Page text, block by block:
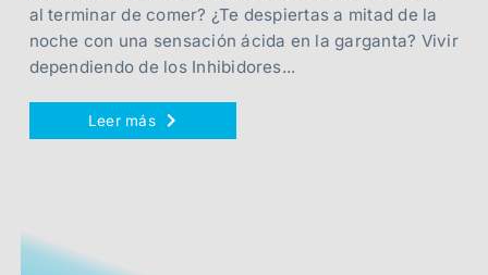
al terminar de comer? ¿Te despiertas a mitad de la
noche con una sensación ácida en la garganta? Vivir
dependiendo de los Inhibidores...
Leer más